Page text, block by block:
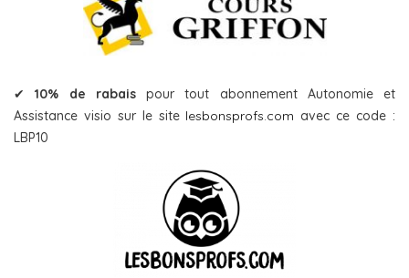
✔10% de rabaispour tout abonnement Autonomie et
Assistance visio sur le site lesbonsprofs.com avec ce code :
LBP10